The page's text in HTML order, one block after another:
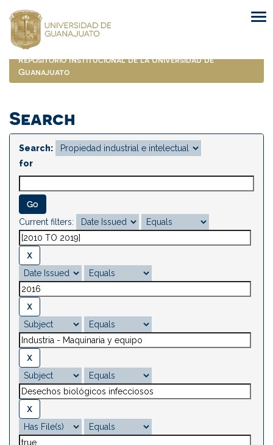
navigation
Repositorio Institucional de la Universidad de
Guanajuato
Search
Search:
for
Current filters: